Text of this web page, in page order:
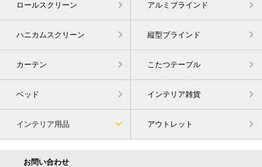
ロールスクリーン アルミブラインド
ハニカムスクリーン 縦型ブラインド
カーテン こたつテーブル
ベッド インテリア雑貨
インテリア用品 アウトレット
お問い合わせ